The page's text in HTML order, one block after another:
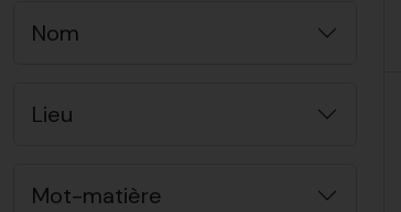
Nom
Lieu
Mot-matière